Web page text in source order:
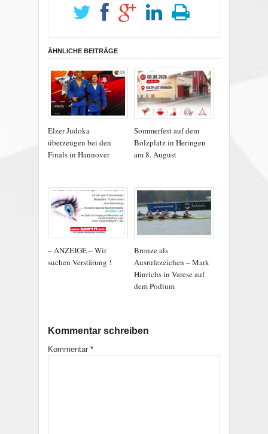
ÄHNLICHE BEITRÄGE
Elzer Judoka
überzeugen bei den
Finals in Hannover
Sommerfest auf dem
Bolzplatz in Heringen
am 8. August
– ANZEIGE – Wir
suchen Verstärung !
Bronze als
Ausrufezeichen – Mark
Hinrichs in Varese auf
dem Podium
Kommentar schreiben
Kommentar *